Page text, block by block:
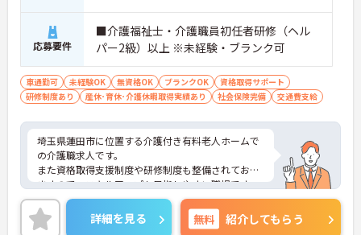
応募要件
■介護福祉士・介護職員初任者研修（ヘル
パー2級）以上 ※未経験・ブランク可
車通勤可 未経験OK 無資格OK ブランクOK
資格取得サポート
研修制度あり
産休･育休･介護休暇取得実績あり 社会保険完備 交通費支給
埼玉県蓮田市に位置する介護付き有料老人ホームで
の介護職求人です。
また資格取得支援制度や研修制度も整備されており
ますので、スキルアップも目指しやすい職場です。
ご興味をお持ちの方には詳細の情報や面接のポイン
トをお伝えしますのでお気軽にお問い合わせくださ
いませ。
詳細を見る 無料 紹介してもらう